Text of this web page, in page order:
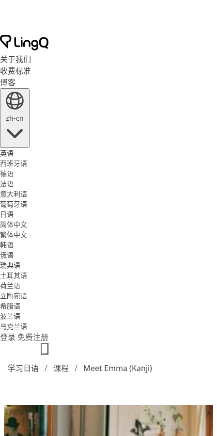
关于我们
收费标准
博客
zh-cn
英语
西班牙语
德语
法语
意大利语
葡萄牙语
日语
简体中文
繁体中文
韩语
俄语
瑞典语
土耳其语
荷兰语
立陶宛语
希腊语
波兰语
乌克兰语
登录 免费注册
学习日语 课程 Meet Emma (Kanji)